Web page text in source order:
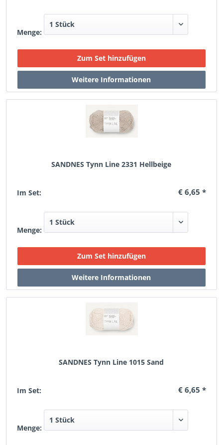
Menge:
SANDNES Tynn Line 2331 Hellbeige
Im Set: € 6,65 *
Menge:
SANDNES Tynn Line 1015 Sand
Im Set: € 6,65 *
Menge: